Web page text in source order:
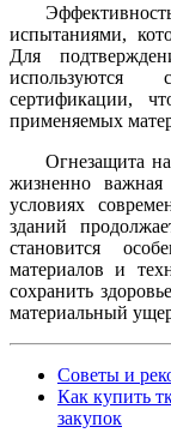
испытаниями,
Для
используются
сертификации,
применяемых
Огнезащита
жизненно важная
условиях
зданий
становится
материалов и
сохранить
материальный
Советы и
Как купить
закупок